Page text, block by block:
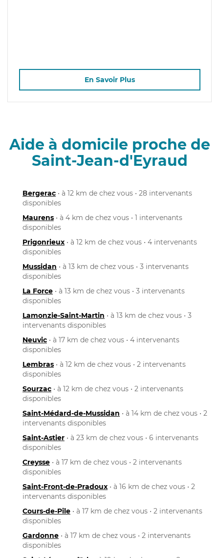
En Savoir Plus
Aide à domicile proche de
Saint-Jean-d'Eyraud
Bergerac • à 12 km de chez vous • 28 intervenants
disponibles
Maurens • à 4 km de chez vous • 1 intervenants
disponibles
Prigonrieux • à 12 km de chez vous • 4 intervenants
disponibles
Mussidan • à 13 km de chez vous • 3 intervenants
disponibles
La Force • à 13 km de chez vous • 3 intervenants
disponibles
Lamonzie-Saint-Martin • à 13 km de chez vous • 3
intervenants disponibles
Neuvic • à 17 km de chez vous • 4 intervenants
disponibles
Lembras • à 12 km de chez vous • 2 intervenants
disponibles
Sourzac • à 12 km de chez vous • 2 intervenants
disponibles
Saint-Médard-de-Mussidan • à 14 km de chez vous • 2
intervenants disponibles
Saint-Astier • à 23 km de chez vous • 6 intervenants
disponibles
Creysse • à 17 km de chez vous • 2 intervenants
disponibles
Saint-Front-de-Pradoux • à 16 km de chez vous • 2
intervenants disponibles
Cours-de-Pile • à 17 km de chez vous • 2 intervenants
disponibles
Gardonne • à 17 km de chez vous • 2 intervenants
disponibles